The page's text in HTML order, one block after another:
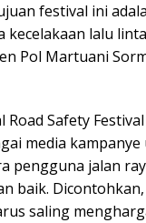
festival ini
lalu
Pol Martuani
Safety
media
pengguna jalan
baik.
saling